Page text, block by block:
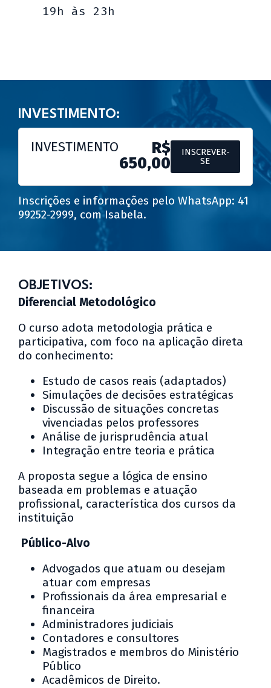
19h às 23h
INVESTIMENTO:
INVESTIMENTO
R$
650,00
INSCREVER-
SE
Inscrições e informações pelo WhatsApp: 41
99252-2999, com Isabela.
OBJETIVOS:
Diferencial Metodológico
O curso adota metodologia prática e
participativa, com foco na aplicação direta
do conhecimento:
Estudo de casos reais (adaptados)
Simulações de decisões estratégicas
Discussão de situações concretas
vivenciadas pelos professores
Análise de jurisprudência atual
Integração entre teoria e prática
A proposta segue a lógica de ensino
baseada em problemas e atuação
profissional, característica dos cursos da
instituição
Público-Alvo
Advogados que atuam ou desejam
atuar com empresas
Profissionais da área empresarial e
financeira
Administradores judiciais
Contadores e consultores
Magistrados e membros do Ministério
Público
Acadêmicos de Direito.